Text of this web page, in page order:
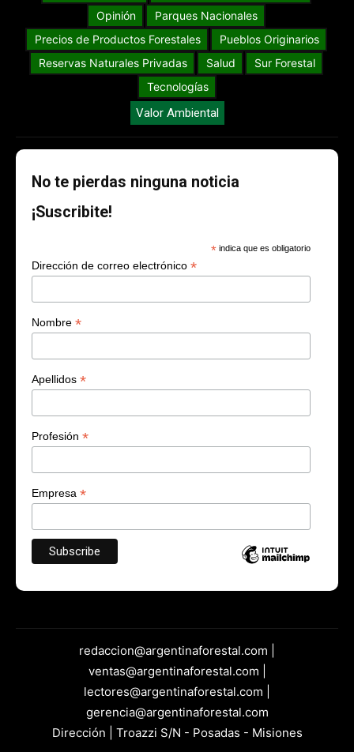
Opinión
Parques Nacionales
Precios de Productos Forestales
Pueblos Originarios
Reservas Naturales Privadas
Salud
Sur Forestal
Tecnologías
Valor Ambiental
No te pierdas ninguna noticia
¡Suscribite!
* indica que es obligatorio
Dirección de correo electrónico *
Nombre *
Apellidos *
Profesión *
Empresa *
redaccion@argentinaforestal.com |
ventas@argentinaforestal.com |
lectores@argentinaforestal.com |
gerencia@argentinaforestal.com
Dirección | Troazzi S/N - Posadas - Misiones